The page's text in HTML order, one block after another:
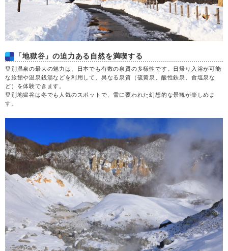
土 29
日
「地獄谷」の迫力ある自然を満喫する
登別温泉の最大の魅力は、日本でも有数の泉質の多様性です。日帰り入浴が可能
な旅館や温泉銭湯などを利用して、異なる泉質（硫黄泉、酸性鉄泉、食塩泉な
ど）を体験できます。
登別地獄谷は冬でも人気のスポットで、雪に覆われた幻想的な景観が楽しめま
す。